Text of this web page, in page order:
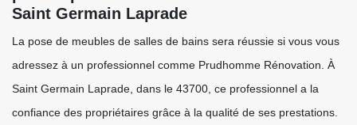
Saint Germain Laprade
La pose de meubles de salles de bains sera réussie si vous vous
adressez à un professionnel comme Prudhomme Rénovation. À
Saint Germain Laprade, dans le 43700, ce professionnel a la
confiance des propriétaires grâce à la qualité de ses prestations.